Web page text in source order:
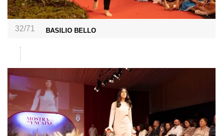
32/71 BASILIO BELLO